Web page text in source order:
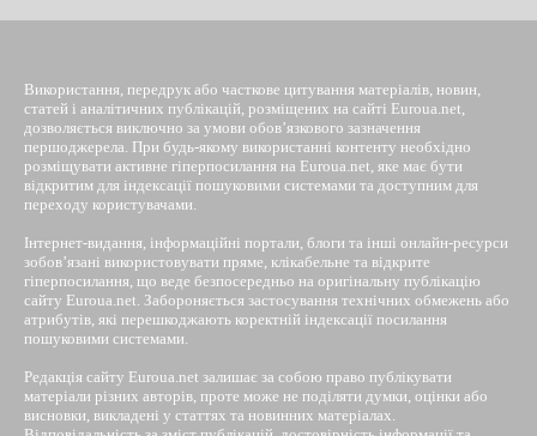
Використання, передрук або часткове цитування матеріалів, новин,
статей і аналітичних публікацій, розміщених на сайті Euroua.net,
дозволяється виключно за умови обов’язкового зазначення
першоджерела. При будь-якому використанні контенту необхідно
розміщувати активне гіперпосилання на Euroua.net, яке має бути
відкритим для індексації пошуковими системами та доступним для
переходу користувачами.
Інтернет-видання, інформаційні портали, блоги та інші онлайн-ресурси
зобов’язані використовувати пряме, клікабельне та відкрите
гіперпосилання, що веде безпосередньо на оригінальну публікацію
сайту Euroua.net. Забороняється застосування технічних обмежень або
атрибутів, які перешкоджають коректній індексації посилання
пошуковими системами.
Редакція сайту Euroua.net залишає за собою право публікувати
матеріали різних авторів, проте може не поділяти думки, оцінки або
висновки, викладені у статтях та новинних матеріалах.